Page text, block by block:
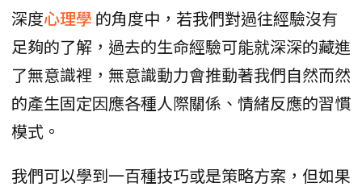
深度心理學 的角度中，若我們對過往經驗沒有
足夠的了解，過去的生命經驗可能就深深的藏進
了無意識裡，無意識動力會推動著我們自然而然
的產生固定因應各種人際關係、情緒反應的習慣
模式。
我們可以學到一百種技巧或是策略方案，但如果